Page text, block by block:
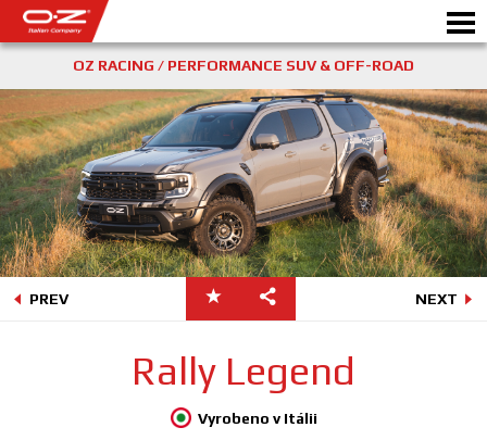
OZ RACING / PERFORMANCE SUV & OFF-ROAD
PREV NEXT
Rally Legend
Vyrobeno v Itálii